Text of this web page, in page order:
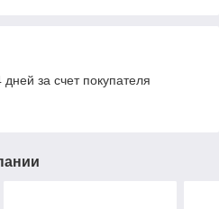
за счет покупателя